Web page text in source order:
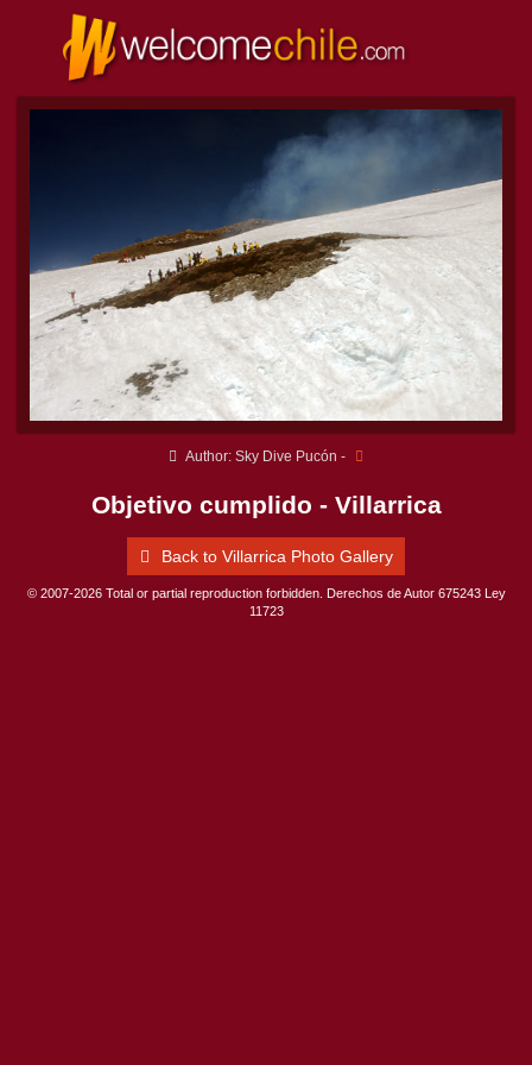
Author: Sky Dive Pucón -
Objetivo cumplido - Villarrica
Back to Villarrica Photo Gallery
© 2007-2026 Total or partial reproduction forbidden. Derechos de Autor 675243 Ley
11723